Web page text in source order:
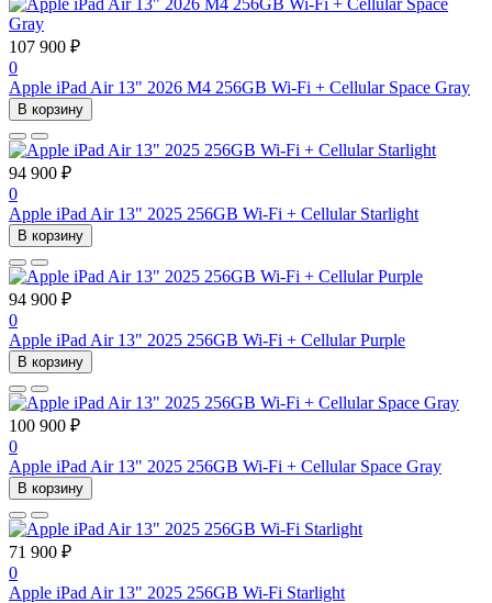
107 900 ₽
0
Apple iPad Air 13" 2026 M4 256GB Wi-Fi + Cellular Space Gray
В корзину
94 900 ₽
0
Apple iPad Air 13" 2025 256GB Wi-Fi + Cellular Starlight
В корзину
94 900 ₽
0
Apple iPad Air 13" 2025 256GB Wi-Fi + Cellular Purple
В корзину
100 900 ₽
0
Apple iPad Air 13" 2025 256GB Wi-Fi + Cellular Space Gray
В корзину
71 900 ₽
0
Apple iPad Air 13" 2025 256GB Wi-Fi Starlight